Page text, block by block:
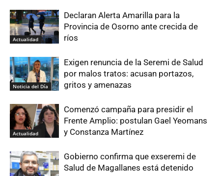
Actualidad
Declaran Alerta Amarilla para la
Provincia de Osorno ante crecida de
ríos
Noticia del Día
Exigen renuncia de la Seremi de Salud
por malos tratos: acusan portazos,
gritos y amenazas
Actualidad
Comenzó campaña para presidir el
Frente Amplio: postulan Gael Yeomans
y Constanza Martínez
Gobierno confirma que exseremi de
Salud de Magallanes está detenido